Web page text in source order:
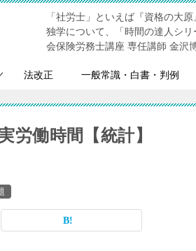
「社労士」といえば『資格の大
独学について、「時間の達人シ
会保険労務士講座 専任講師 金沢
法改正 一般常識・白書・判例
労働時間【統計】